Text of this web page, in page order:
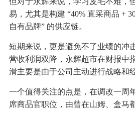
易，尤其是构建 “40% 直采商品 +
自有品牌” 的供应链。
短期来说，更是避免不了业绩的冲
营收利润双降，永辉超市在财报中
滑主要是由于公司主动进行战略和
一个值得关注的点是，在调改一周
席商品官职位，由曾在山姆、盒马